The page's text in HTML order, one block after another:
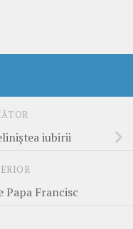
iubirii
Papa Francisc